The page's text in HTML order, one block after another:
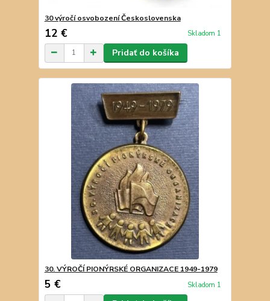
30 výročí osvobození Československa
12 € Skladom 1
Pridať do košíka
30. VÝROČÍ PIONÝRSKÉ ORGANIZACE 1949-1979
5 € Skladom 1